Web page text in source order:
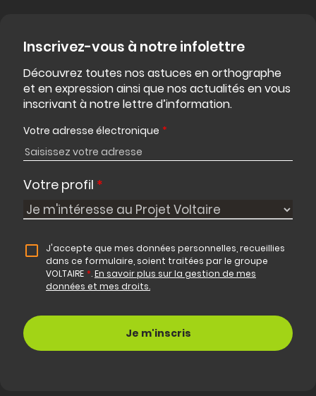
Inscrivez-vous à notre infolettre
Découvrez toutes nos astuces en orthographe
et en expression ainsi que nos actualités en vous
inscrivant à notre lettre d’information.
Votre adresse électronique *
Votre profil *
J'accepte que mes données personnelles, recueillies
dans ce formulaire, soient traitées par le groupe
VOLTAIRE *.En savoir plus sur la gestion de mes
données et mes droits.